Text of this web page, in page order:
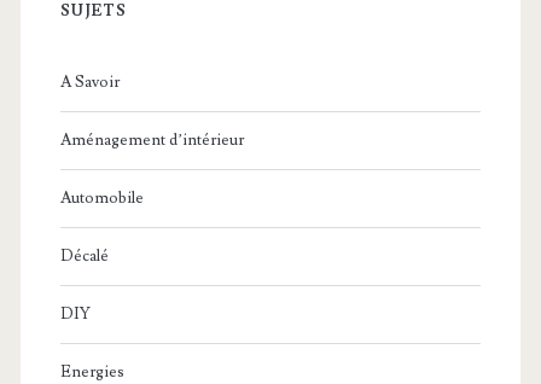
SUJETS
A Savoir
Aménagement d’intérieur
Automobile
Décalé
DIY
Energies